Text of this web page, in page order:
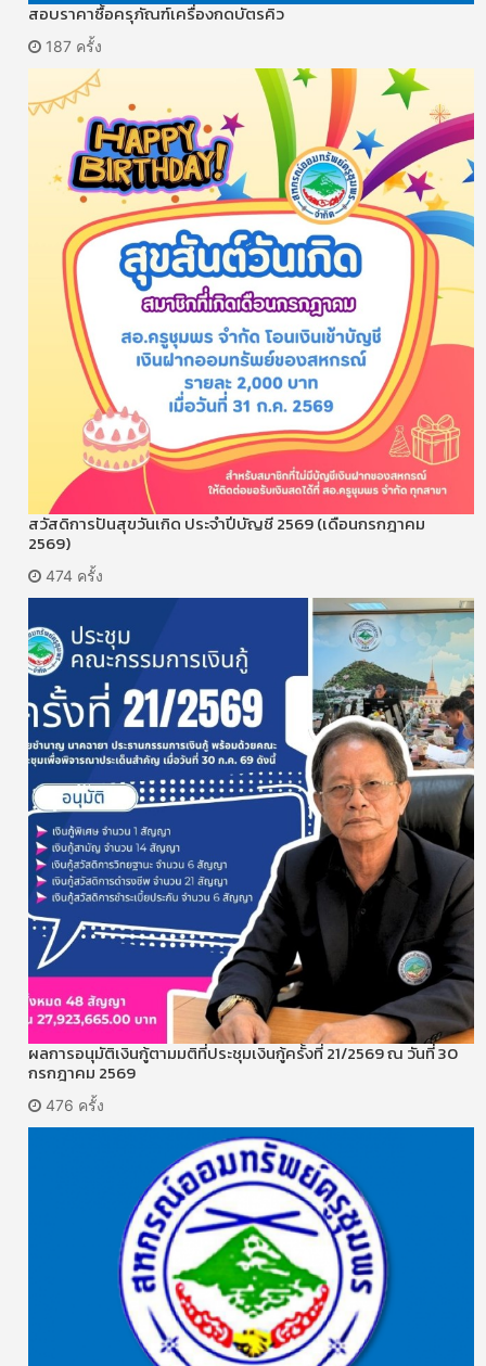
สอบราคาซื้อครุภัณฑ์เครื่องกดบัตรคิว
187 ครั้ง
สวัสดิการปันสุขวันเกิด ประจำปีบัญชี 2569 (เดือนกรกฎาคม
2569)
474 ครั้ง
ผลการอนุมัติเงินกู้ตามมติที่ประชุมเงินกู้ครั้งที่ 21/2569 ณ วันที่ 30
กรกฎาคม 2569
476 ครั้ง